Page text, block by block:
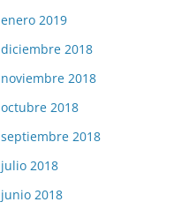
enero 2019
diciembre 2018
noviembre 2018
octubre 2018
septiembre 2018
julio 2018
junio 2018